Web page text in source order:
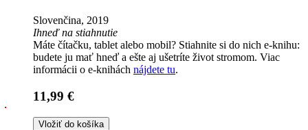
Slovenčina, 2019
Ihneď na stiahnutie
Máte čítačku, tablet alebo mobil? Stiahnite si do nich e-knihu:
budete ju mať hneď a ešte aj ušetríte život stromom. Viac
informácii o e-knihách nájdete tu.
11,99 €
Vložiť do košíka